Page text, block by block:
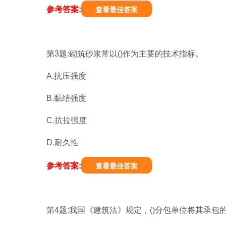
参考答案: 查看最佳答案
第3题:砌筑砂浆常以()作为主要的技术指标。
A.抗压强度
B.黏结强度
C.抗拉强度
D.耐久性
参考答案: 查看最佳答案
第4题:我国《建筑法》规定，()分包单位将其承包